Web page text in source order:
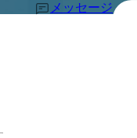
メッセージ